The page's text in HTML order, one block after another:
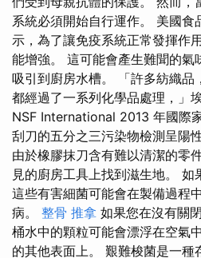
系統必須開始自行運作。 美國食
示，為了讓免疫系統正常發揮作
能增強。 這可能會產生難聞的氣
吸引到廚房水槽。 「許多紡織品
都經過了一系列化學品處理，」
NSF International 2013 年國際
刮刀的五分之三污染物檢測呈陽
由於橡膠抹刀含有難以清潔的零
見的廚房工具上找到滋生地。 如
這些有害細菌可能會在製備過程
病。 整骨 推拿 如果您在沒有關
桶水中的顆粒可能會漂浮在空氣
的其他表面上。 艱難梭菌是一種